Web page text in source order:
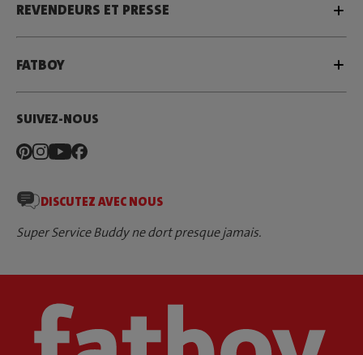
REVENDEURS ET PRESSE
FATBOY
SUIVEZ-NOUS
DISCUTEZ AVEC NOUS
Super Service Buddy ne dort presque jamais.